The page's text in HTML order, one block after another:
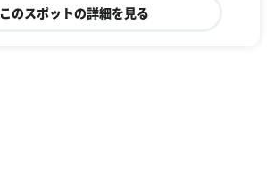
このスポットの詳細を見る